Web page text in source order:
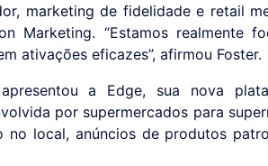
marketing de fidelidade e retail
Marketing. “Estamos realmente
ativações eficazes”, afirmou Foster.
a Edge, sua nova
por supermercados para
no local, anúncios de produtos